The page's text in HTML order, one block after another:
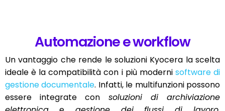
Automazione e workflow
Un vantaggio che rende le soluzioni Kyocera la scelta
ideale è la compatibilità con i più moderni software di
gestione documentale. Infatti, le multifunzioni possono
essere integrate con soluzioni di archiviazione